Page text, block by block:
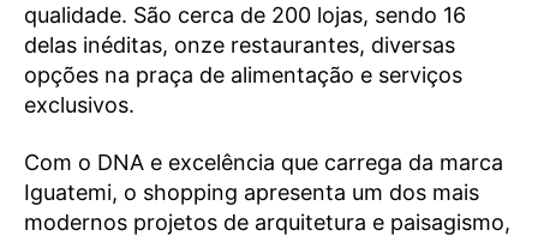
qualidade. São cerca de 200 lojas, sendo 16
delas inéditas, onze restaurantes, diversas
opções na praça de alimentação e serviços
exclusivos.
Com o DNA e excelência que carrega da marca
Iguatemi, o shopping apresenta um dos mais
modernos projetos de arquitetura e paisagismo,